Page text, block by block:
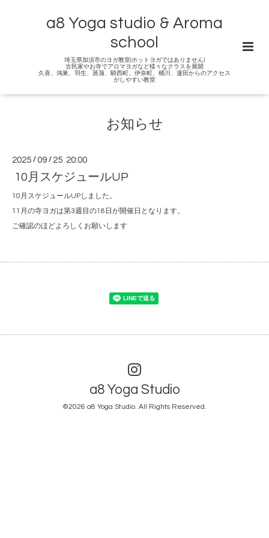
a8 Yoga studio & Aroma
school
埼玉県加須市のヨガ教室(ホットヨガではありません)
古民家やお寺でアロマヨガなど様々なクラスを展開
久喜、鴻巣、羽生、菖蒲、騎西町、伊奈町、桶川、蓮田からのアクセス
がしやすい教室
お知らせ
2025 /09 / 25 20:00
10月スケジュールUP
10月スケジュールUPしました。
11月の寺ヨガは第3週目の18日が開催日となります。
ご確認のほどよろしくお願いします
a8 Yoga Studio
©2026 a8 Yoga Studio. All Rights Reserved.